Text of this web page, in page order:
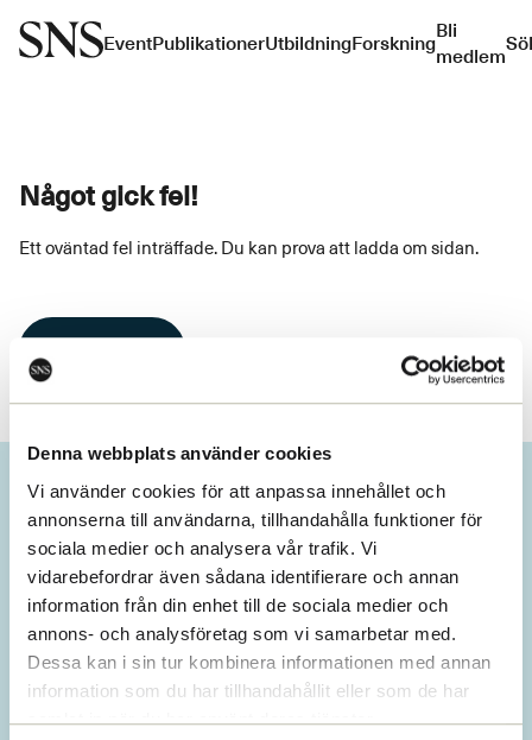
Denna webbplats använder cookies
Vi använder cookies för att anpassa innehållet och
annonserna till användarna, tillhandahålla funktioner för
sociala medier och analysera vår trafik. Vi
vidarebefordrar även sådana identifierare och annan
information från din enhet till de sociala medier och
annons- och analysföretag som vi samarbetar med.
Dessa kan i sin tur kombinera informationen med annan
information som du har tillhandahållit eller som de har
samlat in när du har använt deras tjänster.
EventPublikationerUtbildningForskningBli
medlem
Något gick fel!
Ett oväntad fel inträffade. Du kan prova att ladda om sidan.
Missa inget från SNS.
Prenumerera på vårt nyhetsbrev
Ta del av våra senaste nyheter. Få nya
insikter och håll dig uppdaterad om viktiga
samhällsfrågor.